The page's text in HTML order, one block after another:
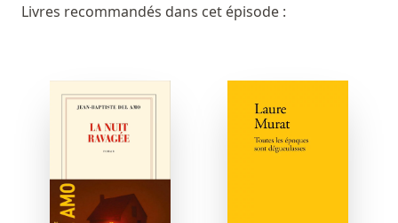
Livres recommandés dans cet épisode :
Prix littéraires